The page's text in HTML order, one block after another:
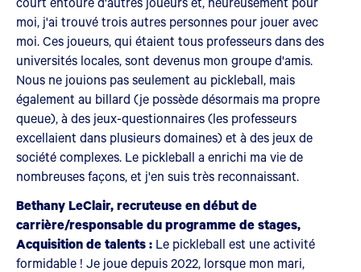
moi, j'ai trouvé trois autres personnes pour jouer avec
moi. Ces joueurs, qui étaient tous professeurs dans des
universités locales, sont devenus mon groupe d'amis.
Nous ne jouions pas seulement au pickleball, mais
également au billard (je possède désormais ma propre
queue), à des jeux-questionnaires (les professeurs
excellaient dans plusieurs domaines) et à des jeux de
société complexes. Le pickleball a enrichi ma vie de
nombreuses façons, et j'en suis très reconnaissant.
Bethany LeClair, recruteuse en début de
carrière/responsable du programme de stages,
Acquisition de talents : Le pickleball est une activité
formidable ! Je joue depuis 2022, lorsque mon mari,